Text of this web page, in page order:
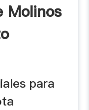
Molinos
para